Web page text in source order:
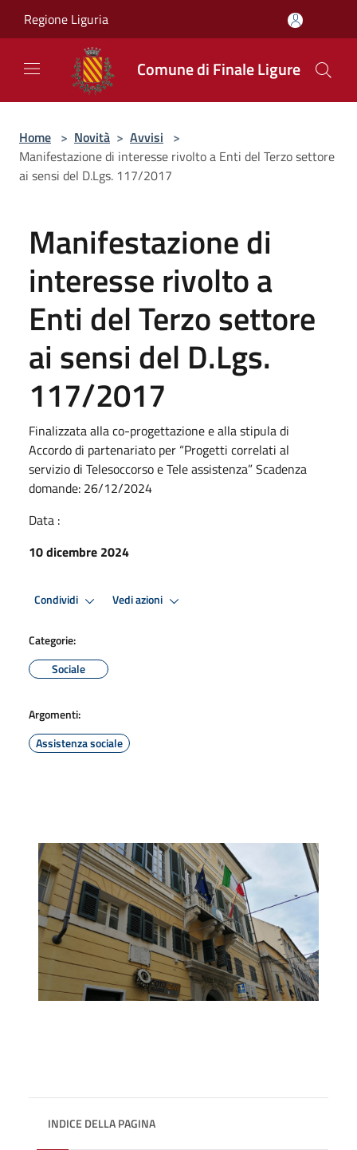
Regione Liguria
Comune di Finale Ligure
Home > Novità > Avvisi >
Manifestazione di interesse rivolto a Enti del Terzo settore
ai sensi del D.Lgs. 117/2017
Manifestazione di
interesse rivolto a
Enti del Terzo settore
ai sensi del D.Lgs.
117/2017
Finalizzata alla co-progettazione e alla stipula di
Accordo di partenariato per “Progetti correlati al
servizio di Telesoccorso e Tele assistenza” Scadenza
domande: 26/12/2024
Data :
10 dicembre 2024
Condividi Vedi azioni
Categorie:
Sociale
Argomenti:
Assistenza sociale
INDICE DELLA PAGINA